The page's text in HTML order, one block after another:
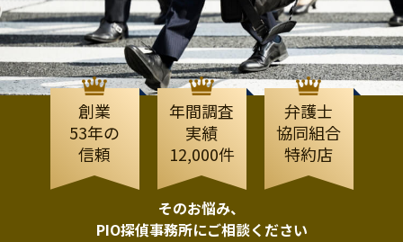
創業
53年の
信頼
年間調査
実績
12,000件
弁護士
協同組合
特約店
そのお悩み、
PIO探偵事務所にご相談ください